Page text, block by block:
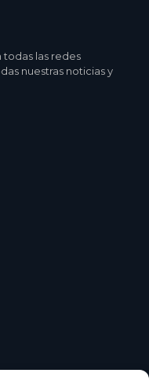
todas las redes
nuestras noticias y